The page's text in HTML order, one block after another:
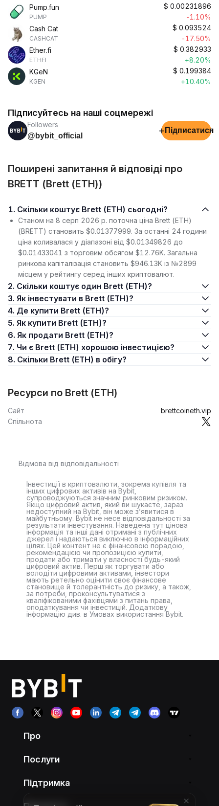
Pump.fun
PUMP
$ 0.00231896
-1.10%
Cash Cat
CASHCAT
$ 0.093524
-17.50%
Ether.fi
ETHFI
$ 0.382933
+8.20%
KGeN
KGEN
$ 0.199384
+10.40%
Підписуйтесь на наші соцмережі
Followers
@bybit_official
+ Підписатися
Поширені запитання й відповіді про
BRETT (Brett (ETH))
1. Скільки коштує Brett (ETH) сьогодні?
Станом на 8 серп 2026 р. поточна ціна Brett (ETH)
(BRETT) становить $0.01377999. За останні 24 години
ціна коливалася у діапазоні від $0.01349826 до
$0.01433041 з торговим обсягом $12.76K. Загальна
ринкова капіталізація становить $946.13K із №2899
місцем у рейтингу серед інших криптовалют.
2. Скільки коштує один Brett (ETH)?
3. Як інвестувати в Brett (ETH)?
4. Де купити Brett (ETH)?
5. Як купити Brett (ETH)?
6. Як продати Brett (ETH)?
7. Чи є Brett (ETH) хорошою інвестицією?
8. Скільки Brett (ETH) в обігу?
Ресурси по Brett (ETH)
Сайт
brettcoineth.vip
Спільнота
Відмова від відповідальності
Інвестиції в криптовалюти, зокрема купівля та
інших цифрових активів на Bybit,
супроводжуються значним ринковим ризиком.
Якщо цифровий актив, який ви шукаєте, зараз
недоступний на Bybit, він може з’явитися в
майбутньому. Bybit не несе відповідальності за
результати інвестування. Наведена тут цінова
інформація та інші дані отримані з публічних
джерел і надаються виключно в інформаційних
цілях. Цей контент не є фінансовою порадою,
рекомендацією чи пропозицією купити,
продати або тримати у власності будь-який
цифровий актив. Перш як торгувати або
володіти цифровими активами, інвестори
мають ретельно оцінити своє фінансове
становище й толерантність до ризику, а також,
за потреби, проконсультуватися з
кваліфікованими фахівцями з питань права,
оподаткування чи інвестицій. Додаткову
інформацію див. в Умовах використання Bybit.
Про
Послуги
Підтримка